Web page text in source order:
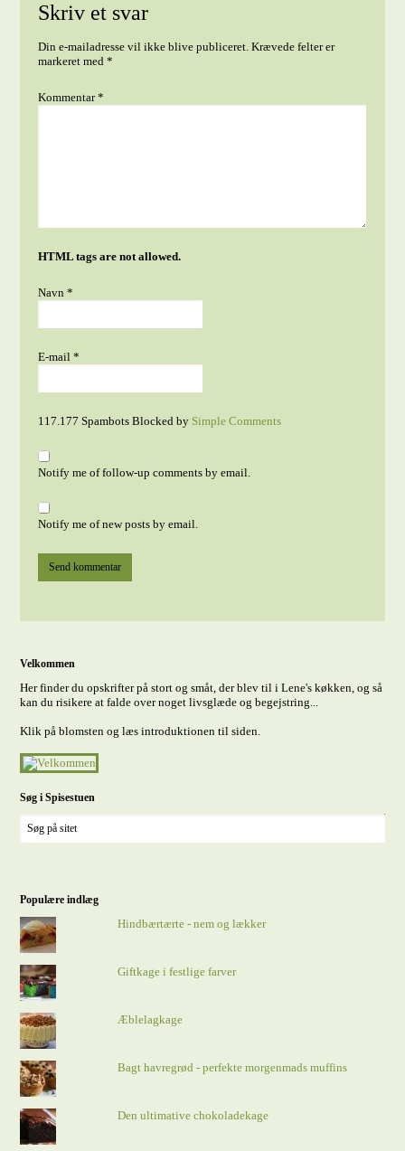
Skriv et svar
Din e-mailadresse vil ikke blive publiceret. Krævede felter er
markeret med*
Kommentar*
HTML tags are not allowed.
Navn*
E-mail*
117.177 Spambots Blocked by Simple Comments
Notify me of follow-up comments by email.
Notify me of new posts by email.
Velkommen
Her finder du opskrifter på stort og småt, der blev til i Lene's køkken, og så
kan du risikere at falde over noget livsglæde og begejstring...
Klik på blomsten og læs introduktionen til siden.
Søg i Spisestuen
Populære indlæg
Hindbærtærte - nem og lækker
Giftkage i festlige farver
Æblelagkage
Bagt havregrød - perfekte morgenmads muffins
Den ultimative chokoladekage